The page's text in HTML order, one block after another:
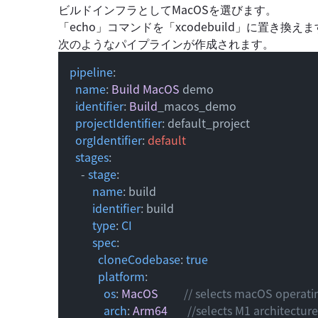
ビルドインフラとしてMacOSを選びます。
「echo 」 コマンドを 「xcodebuild 」 に置き換えま
次のようなパイプラインが作成されます。
pipeline:
name: Build MacOS demo
identifier: Build _macos_demo
projectIdentifier: default_project
orgIdentifier: default
stages:
- stage:
name: build
identifier: build
type: CI
spec:
cloneCodebase: true
platform:
os: MacOS
// selects macOS
arch: Arm64
//selects M1 architecture